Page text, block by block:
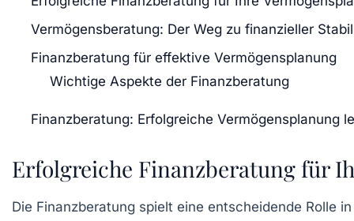
Vermögensberatung: Der Weg zu finanzieller
Finanzberatung für effektive Vermögensplanung
Wichtige Aspekte der Finanzberatung
Finanzberatung: Erfolgreiche Vermögensplanung
Erfolgreiche Finanzberatung für
Die Finanzberatung spielt eine entscheidende Rolle